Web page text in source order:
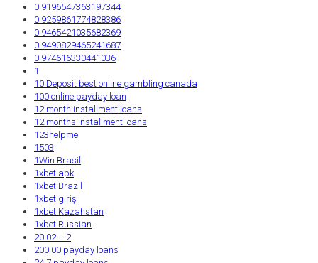
0.9196547363197344
0.9259861774828386
0.9465421035682369
0.9490829465241687
0.974616330441036
1
10 Deposit best online gambling canada
100 online payday loan
12 month installment loans
12 months installment loans
123helpme
1503
1Win Brasil
1xbet apk
1xbet Brazil
1xbet giriş
1xbet Kazahstan
1xbet Russian
20.02 – 2
200.00 payday loans